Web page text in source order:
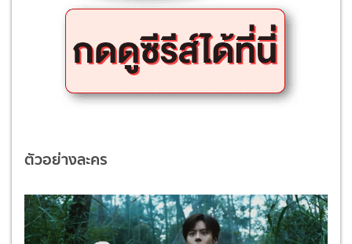
ตัวอย่างละคร